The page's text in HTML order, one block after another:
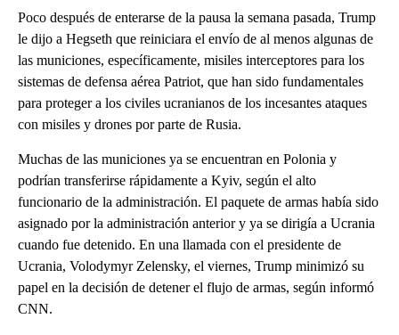
Poco después de enterarse de la pausa la semana pasada, Trump
le dijo a Hegseth que reiniciara el envío de al menos algunas de
las municiones, específicamente, misiles interceptores para los
sistemas de defensa aérea Patriot, que han sido fundamentales
para proteger a los civiles ucranianos de los incesantes ataques
con misiles y drones por parte de Rusia.
Muchas de las municiones ya se encuentran en Polonia y
podrían transferirse rápidamente a Kyiv, según el alto
funcionario de la administración. El paquete de armas había sido
asignado por la administración anterior y ya se dirigía a Ucrania
cuando fue detenido. En una llamada con el presidente de
Ucrania, Volodymyr Zelensky, el viernes, Trump minimizó su
papel en la decisión de detener el flujo de armas, según informó
CNN.